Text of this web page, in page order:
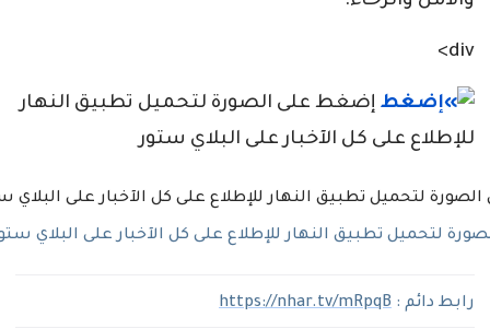
div>
إضغط على الصورة لتحميل تطبيق النهار
للإطلاع على كل الآخبار على البلاي ستور
لتحميل تطبيق النهار للإطلاع على كل الآخبار على البلاي
رابط دائم : https://nhar.tv/mRpqB